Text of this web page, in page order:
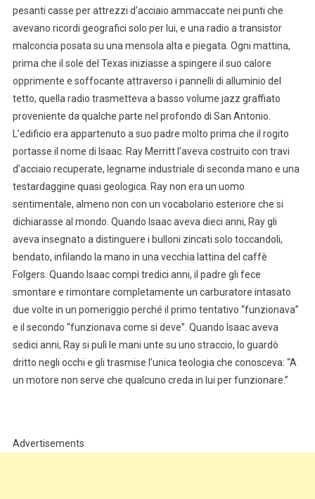
pesanti casse per attrezzi d’acciaio ammaccate nei punti che
avevano ricordi geografici solo per lui, e una radio a transistor
malconcia posata su una mensola alta e piegata. Ogni mattina,
prima che il sole del Texas iniziasse a spingere il suo calore
opprimente e soffocante attraverso i pannelli di alluminio del
tetto, quella radio trasmetteva a basso volume jazz graffiato
proveniente da qualche parte nel profondo di San Antonio.
L’edificio era appartenuto a suo padre molto prima che il rogito
portasse il nome di Isaac. Ray Merritt l’aveva costruito con travi
d’acciaio recuperate, legname industriale di seconda mano e una
testardaggine quasi geologica. Ray non era un uomo
sentimentale, almeno non con un vocabolario esteriore che si
dichiarasse al mondo. Quando Isaac aveva dieci anni, Ray gli
aveva insegnato a distinguere i bulloni zincati solo toccandoli,
bendato, infilando la mano in una vecchia lattina del caffè
Folgers. Quando Isaac compì tredici anni, il padre gli fece
smontare e rimontare completamente un carburatore intasato
due volte in un pomeriggio perché il primo tentativo “funzionava”
e il secondo “funzionava come si deve”. Quando Isaac aveva
sedici anni, Ray si pulì le mani unte su uno straccio, lo guardò
dritto negli occhi e gli trasmise l’unica teologia che conosceva: “A
un motore non serve che qualcuno creda in lui per funzionare.”
Advertisements